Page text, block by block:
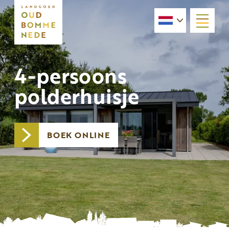
menu
4-persoons
polderhuisje
BOEK ONLINE